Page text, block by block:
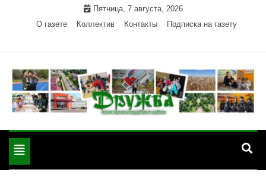
Пятница, 7 августа, 2026
О газете
Коллектив Контакты Подписка на газету
"Дружба" — газета
Красногвардейского района Республики Адыгея
Toggle
navigation